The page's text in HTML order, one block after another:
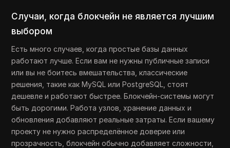
Случаи, когда блокчейн не является лучшим
выбором
Есть много случаев, когда простые базы данных
работают лучше. Если вам не нужны публичные записи
или вы не боитесь вмешательства, классические
решения, такие как MySQL или PostgreSQL, стоят
дешевле и работают быстрее. Блокчейн-системы могут
быть дорогими. Работа узлов, хранение данных и
обновления добавляют реальные затраты. Если вашему
проекту не нужно распределённое доверие или
прозрачность, блокчейн обычно добавляет сложности,